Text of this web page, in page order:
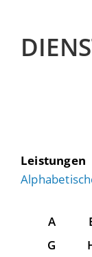
Leistungen
A
G